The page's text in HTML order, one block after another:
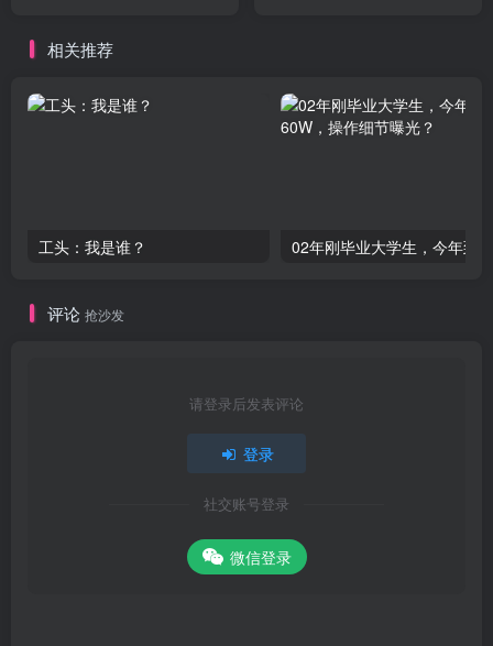
相关推荐
工头：我是谁？
评论 抢沙发
请登录后发表评论
登录
社交账号登录
微信登录